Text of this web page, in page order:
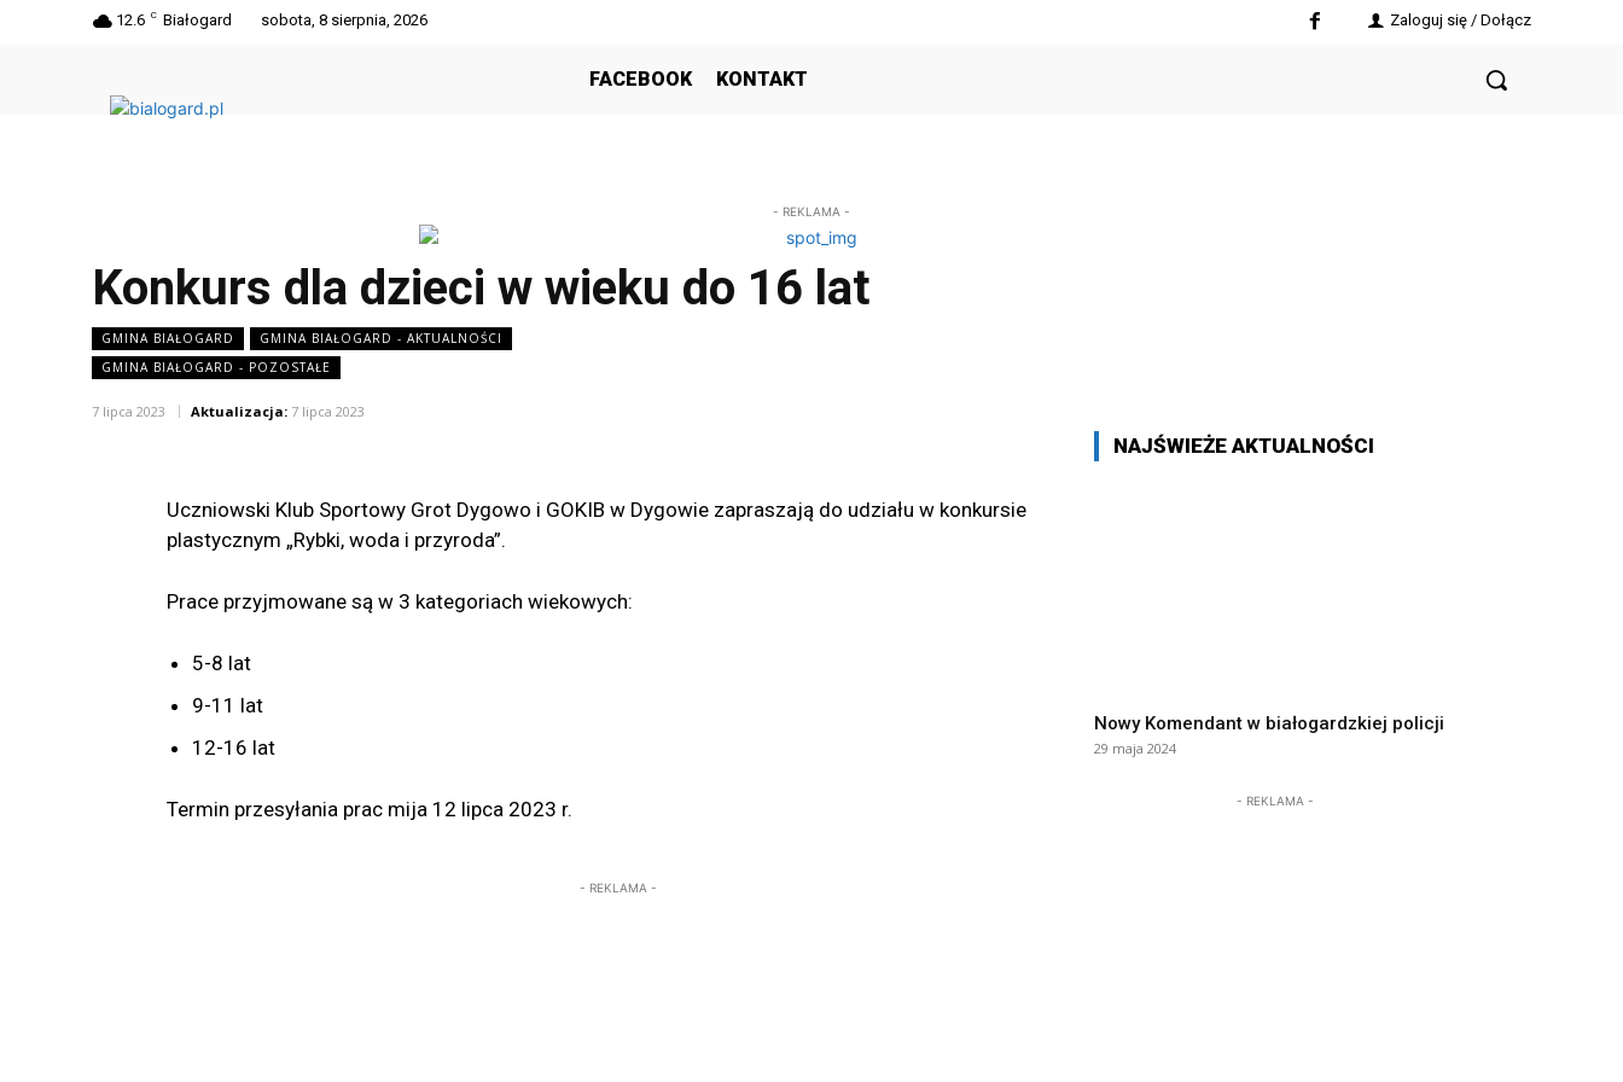
12.6 C Białogard sobota, 8 sierpnia, 2026 Zaloguj się / Dołącz
FACEBOOK KONTAKT
- REKLAMA -
Konkurs dla dzieci w wieku do 16 lat
GMINA BIAŁOGARD
GMINA BIAŁOGARD - AKTUALNOŚCI
GMINA BIAŁOGARD - POZOSTAŁE
7 lipca 2023 Aktualizacja: 7 lipca 2023
Uczniowski Klub Sportowy Grot Dygowo i GOKIB w Dygowie zapraszają do udziału w konkursie
plastycznym „Rybki, woda i przyroda”.
Prace przyjmowane są w 3 kategoriach wiekowych:
5-8 lat
9-11 lat
12-16 lat
Termin przesyłania prac mija 12 lipca 2023 r.
- REKLAMA -
NAJŚWIEŻE AKTUALNOŚCI
Nowy Komendant w białogardzkiej policji
29 maja 2024
- REKLAMA -